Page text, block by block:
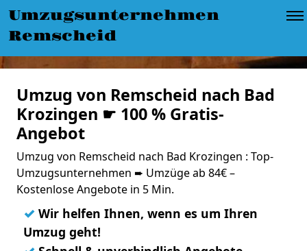
Umzugsunternehmen
Remscheid
Umzug von Remscheid nach Bad
Krozingen ☛ 100 % Gratis-
Angebot
Umzug von Remscheid nach Bad Krozingen : Top-
Umzugsunternehmen ➨ Umzüge ab 84€ –
Kostenlose Angebote in 5 Min.
✓ Wir helfen Ihnen, wenn es um Ihren
Umzug geht!